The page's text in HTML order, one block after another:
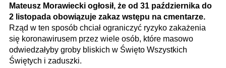
Mateusz Morawiecki ogłosił, że od 31 października do
2 listopada obowiązuje zakaz wstępu na cmentarze.
Rząd w ten sposób chciał ograniczyć ryzyko zakażenia
się koronawirusem przez wiele osób, które masowo
odwiedzałyby groby bliskich w Święto Wszystkich
Świętych i zaduszki.